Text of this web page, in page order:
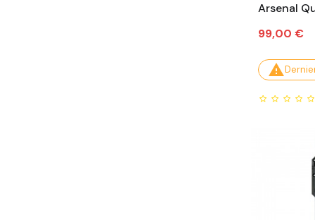
Arsenal
Prix
99,00 €
